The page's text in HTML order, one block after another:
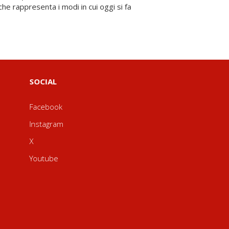
SOCIAL
Facebook
Instagram
X
Youtube